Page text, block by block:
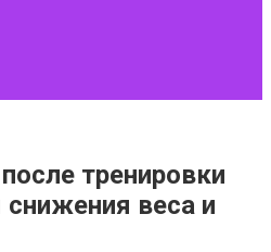
тренировки
веса и